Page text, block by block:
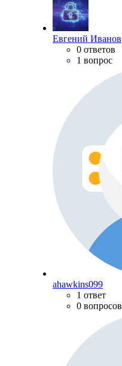
Евгений Иванов
0 ответов
1 вопрос
ahawkins099
1 ответ
0 вопросов